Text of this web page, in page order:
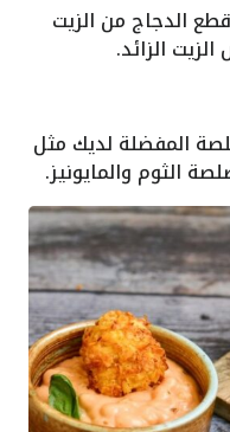
الدجاج من الزيت
الزائد.
المفضلة لديك مثل
الثوم والمايونيز.